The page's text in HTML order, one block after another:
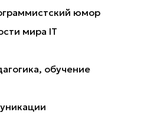
юмор
мира IT
обучение